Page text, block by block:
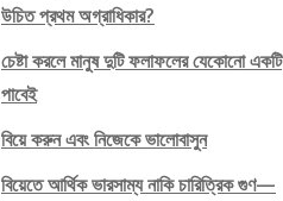
উচিত প্রথম অগ্রাধিকার?
চেষ্টা করলে মানুষ দুটি ফলাফলের যেকোনো একটি
পাবেই
বিয়ে করুন এবং নিজেকে ভালোবাসুন
বিয়েতে আর্থিক ভারসাম্য নাকি চারিত্রিক গুণ—